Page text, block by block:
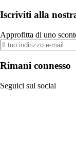
Iscriviti alla
Approfitta di uno
Rimani connesso
Seguici sui social